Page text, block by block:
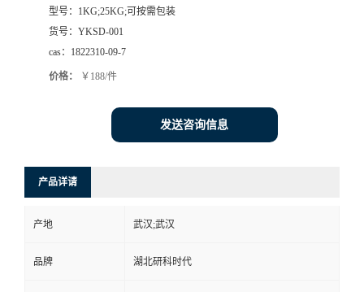
型号： 1KG;25KG;可按需包装
货号： YKSD-001
cas： 1822310-09-7
价格： ￥188/件
发送咨询信息
产品详请
产地 武汉;武汉
品牌 湖北研科时代